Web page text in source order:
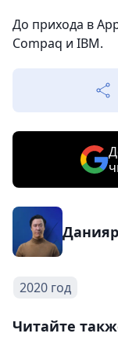
До прихода в
Compaq и IBM.
2020 год
Читайте